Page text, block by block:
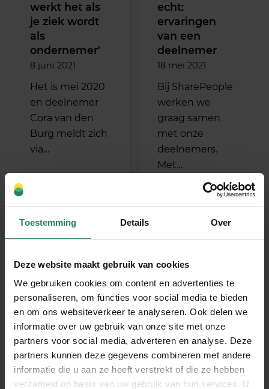
Toestemming Details Over
Deze website maakt gebruik van cookies
We gebruiken cookies om content en advertenties te
personaliseren, om functies voor social media te bieden
en om ons websiteverkeer te analyseren. Ook delen we
informatie over uw gebruik van onze site met onze
partners voor social media, adverteren en analyse. Deze
partners kunnen deze gegevens combineren met andere
informatie die u aan ze heeft verstrekt of die ze hebben
verzameld op basis van uw gebruik van hun services. U
werkt het als
je ziek wordt
als
ondernemer'
8 juni 2021
Het is mei 2020
en deelnemer
Cora van den
Burg meldt zich
via…
echt:
ervaringen
van een
deelnemer
18 mei 2021
Bij SharePeople
werken we
graag samen
met onze
deelnemers.
Met…
SharePeople
groeit: 5.000
deelnemers
500 mede-
eigenaren; tijd
voor een